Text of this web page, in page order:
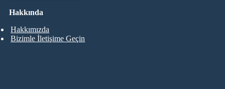
Hakkında
Hakkımızda
Bizimle İletişime Geçin